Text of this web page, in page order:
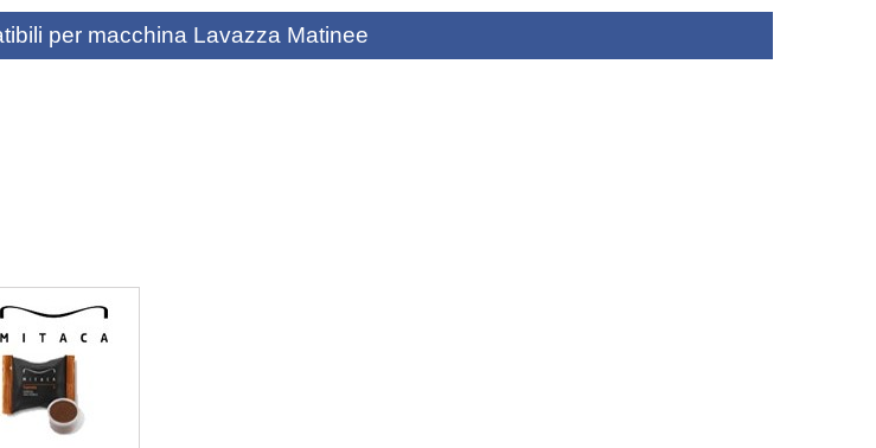
per macchina Lavazza Matinee